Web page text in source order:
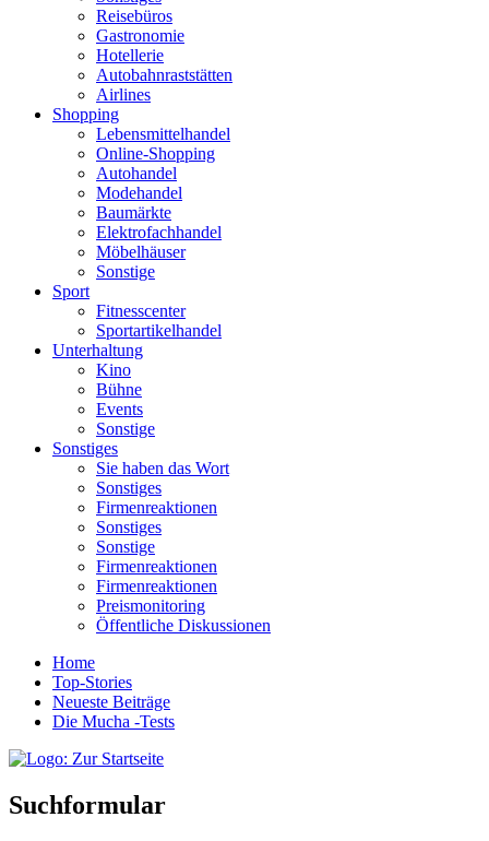
Reisebüros
Gastronomie
Hotellerie
Autobahnraststätten
Airlines
Shopping
Lebensmittelhandel
Online-Shopping
Autohandel
Modehandel
Baumärkte
Elektrofachhandel
Möbelhäuser
Sonstige
Sport
Fitnesscenter
Sportartikelhandel
Unterhaltung
Kino
Bühne
Events
Sonstige
Sonstiges
Sie haben das Wort
Sonstiges
Firmenreaktionen
Sonstiges
Sonstige
Firmenreaktionen
Firmenreaktionen
Preismonitoring
Öffentliche Diskussionen
Home
Top-Stories
Neueste Beiträge
Die Mucha -Tests
Suchformular